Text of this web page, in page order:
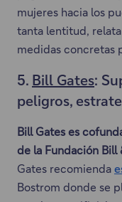
e
s
t
a
a
.
i
r
á
n
u
a
n
u
e
e
e
n
l
c
e
s
e
a
mujeres hacia los
tanta lentitud,
medidas concretas
5. Bill Gates:
peligros,
Bill Gates es
de la Fundación Bill
Gates recomienda
E
s
Bostrom donde se